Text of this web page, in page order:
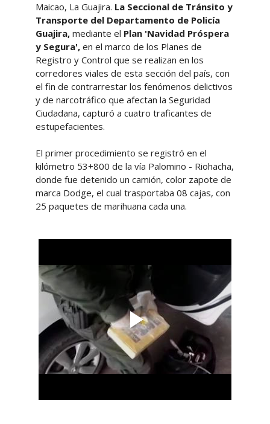
Maicao, La Guajira. La Seccional de Tránsito y
Transporte del Departamento de Policía
Guajira,mediante el Plan 'Navidad Próspera
y Segura',en el marco de los Planes de
Registro y Control que se realizan en los
corredores viales de esta sección del país, con
el fin de contrarrestar los fenómenos delictivos
y de narcotráfico que afectan la Seguridad
Ciudadana, capturó a cuatro traficantes de
estupefacientes.
El primer procedimiento se registró en el
kilómetro 53+800 de la vía Palomino - Riohacha,
donde fue detenido un camión, color zapote de
marca Dodge, el cual trasportaba 08 cajas, con
25 paquetes de marihuana cada una.